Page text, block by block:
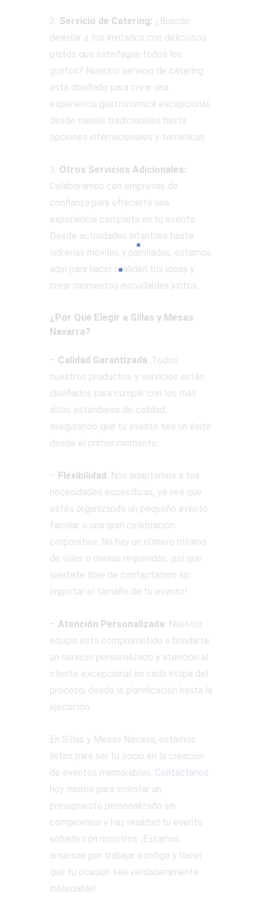
2. Servicio de Catering: ¿Buscas
deleitar a tus invitados con deliciosos
platos que satisfagan todos los
gustos? Nuestro servicio de catering
está diseñado para crear una
experiencia gastronómica excepcional,
desde menús tradicionales hasta
opciones internacionales y temáticas.
3. Otros Servicios Adicionales:
Colaboramos con empresas de
confianza para ofrecerte una
experiencia completa en tu evento.
Desde actividades infantiles hasta
sidrerías móviles y parrilladas, estamos
aquí para hacer realidad tus ideas y
crear momentos inolvidables juntos.
¿Por Qué Elegir a Sillas y Mesas
Navarra?
– Calidad Garantizada: Todos
nuestros productos y servicios están
diseñados para cumplir con los más
altos estándares de calidad,
asegurando que tu evento sea un éxito
desde el primer momento.
– Flexibilidad: Nos adaptamos a tus
necesidades específicas, ya sea que
estés organizando un pequeño evento
familiar o una gran celebración
corporativa. No hay un número mínimo
de sillas o mesas requeridas, ¡así que
siéntete libre de contactarnos sin
importar el tamaño de tu evento!
– Atención Personalizada: Nuestro
equipo está comprometido a brindarte
un servicio personalizado y atención al
cliente excepcional en cada etapa del
proceso, desde la planificación hasta la
ejecución.
En Sillas y Mesas Navarra, estamos
listos para ser tu socio en la creación
de eventos memorables. Contáctanos
hoy mismo para solicitar un
presupuesto personalizado sin
compromiso y haz realidad tu evento
soñado con nosotros. ¡Estamos
ansiosos por trabajar contigo y hacer
que tu ocasión sea verdaderamente
inolvidable!